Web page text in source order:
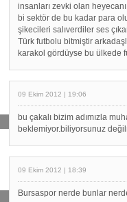
insanları zevki olan
bi sektör de bu kadar para
şikecileri salıverdiler ses
Türk futbolu bitmiştir
karakol gördüyse bu ülkede
09 Ekim 2012 | 19:06
bu çakalı bizim adımızla
beklemiyor.biliyorsunuz
09 Ekim 2012 | 18:39
Bursaspor nerde bunlar